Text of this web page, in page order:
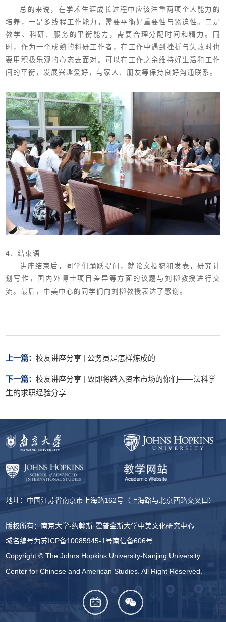
总的来说，在学术生涯成长过程中应该注重两项个人能力的
培养，一是多线程工作能力，需要平衡好重要性与紧迫性。二是
教学、科研、服务的平衡能力，需要合理分配时间和精力。同
时，作为一个成熟的科研工作者，在工作中遇到挫折与失败时也
要用积极乐观的心态去面对。可以在工作之余维持好生活和工作
间的平衡，发展兴趣爱好，与家人、朋友等保持良好沟通联系。
4、结束语
讲座结束后，同学们踊跃提问，就论文投稿和发表，研究计
划写作，国内外博士项目差异等方面的议题与刘柳教授进行交
流。最后，中美中心的同学们向刘柳教授表达了感谢。
上一篇：校友讲座分享 | 公务员是怎样炼成的
下一篇：校友讲座分享 | 致即将踏入资本市场的你们——法科学
生的求职经验分享
地址：中国江苏省南京市上海路162号（上海路与北京西路交叉口）
版权所有：南京大学-约翰斯·霍普金斯大学中美文化研究中心
域名编号为苏ICP备10085945-1号南信备606号
Copyright © The Johns Hopkins University-Nanjing University
Center for Chinese and American Studies. All Right Reserved.